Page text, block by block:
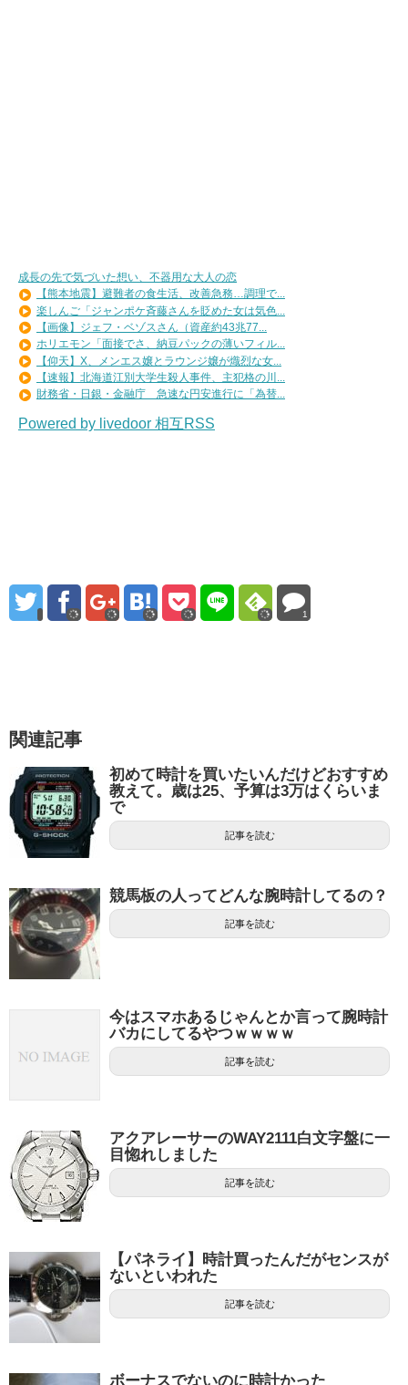
成長の先で気づいた想い、不器用な大人の恋
【熊本地震】避難者の食生活、改善急務…調理で...
楽しんご「ジャンポケ斉藤さんを貶めた女は気色...
【画像】ジェフ・ベゾスさん（資産約43兆77...
ホリエモン「面接でさ、納豆パックの薄いフィル...
【仰天】X、メンエス嬢とラウンジ嬢が熾烈な女...
【速報】北海道江別大学生殺人事件、主犯格の川...
財務省・日銀・金融庁 急速な円安進行に「為替...
Powered by livedoor 相互RSS
1
関連記事
初めて時計を買いたいんだけどおすすめ
教えて。歳は25、予算は3万はくらいま
で
記事を読む
競馬板の人ってどんな腕時計してるの？
記事を読む
今はスマホあるじゃんとか言って腕時計
バカにしてるやつｗｗｗｗ
記事を読む
アクアレーサーのWAY2111白文字盤に一
目惚れしました
記事を読む
【パネライ】時計買ったんだがセンスが
ないといわれた
記事を読む
ボーナスでないのに時計かった